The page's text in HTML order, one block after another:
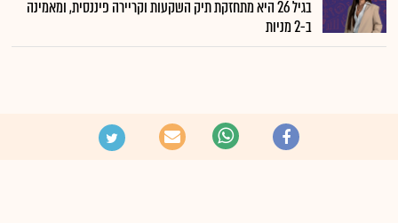
בגיל 26 היא מתחזקת תיק השקעות וקריירה פיננסית, ומאמינה
ב-2 מניות